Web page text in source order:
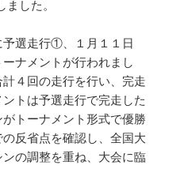
した。
予選走行①、１月１１日
ナメントが行われまし
４回の走行を行い、完走
トは予選走行で完走した
トーナメント形式で優勝
反省点を確認し、全国大
の調整を重ね、大会に臨